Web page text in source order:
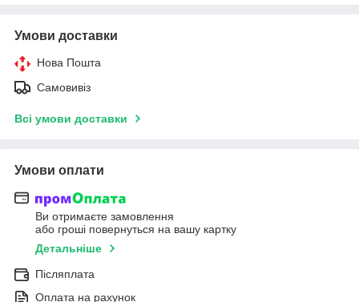
Умови доставки
Нова Пошта
Самовивіз
Всі умови доставки
Умови оплати
Ви отримаєте замовлення
або гроші повернуться на вашу картку
Детальніше
Післяплата
Оплата на рахунок